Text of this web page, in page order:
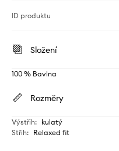
ID produktu
Složení
100 % Bavlna
Rozměry
Výstřih: kulatý
Střih: Relaxed fit